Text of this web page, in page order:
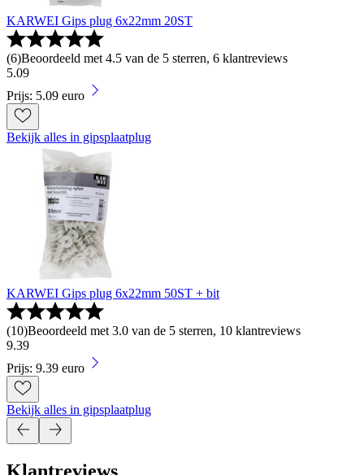
KARWEI Gips plug 6x22mm 20ST
(6)Beoordeeld met 4.5 van de 5 sterren, 6 klantreviews
5.09
Prijs: 5.09 euro
Bekijk alles in gipsplaatplug
KARWEI Gips plug 6x22mm 50ST + bit
(10)Beoordeeld met 3.0 van de 5 sterren, 10 klantreviews
9.39
Prijs: 9.39 euro
Bekijk alles in gipsplaatplug